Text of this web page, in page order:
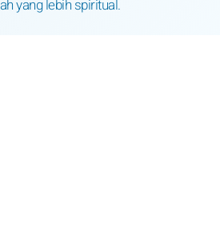
yang lebih spiritual.